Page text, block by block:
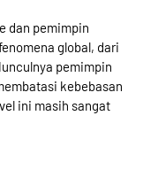
dan pemimpin
global, dari
pemimpin
kebebasan
ini masih sangat